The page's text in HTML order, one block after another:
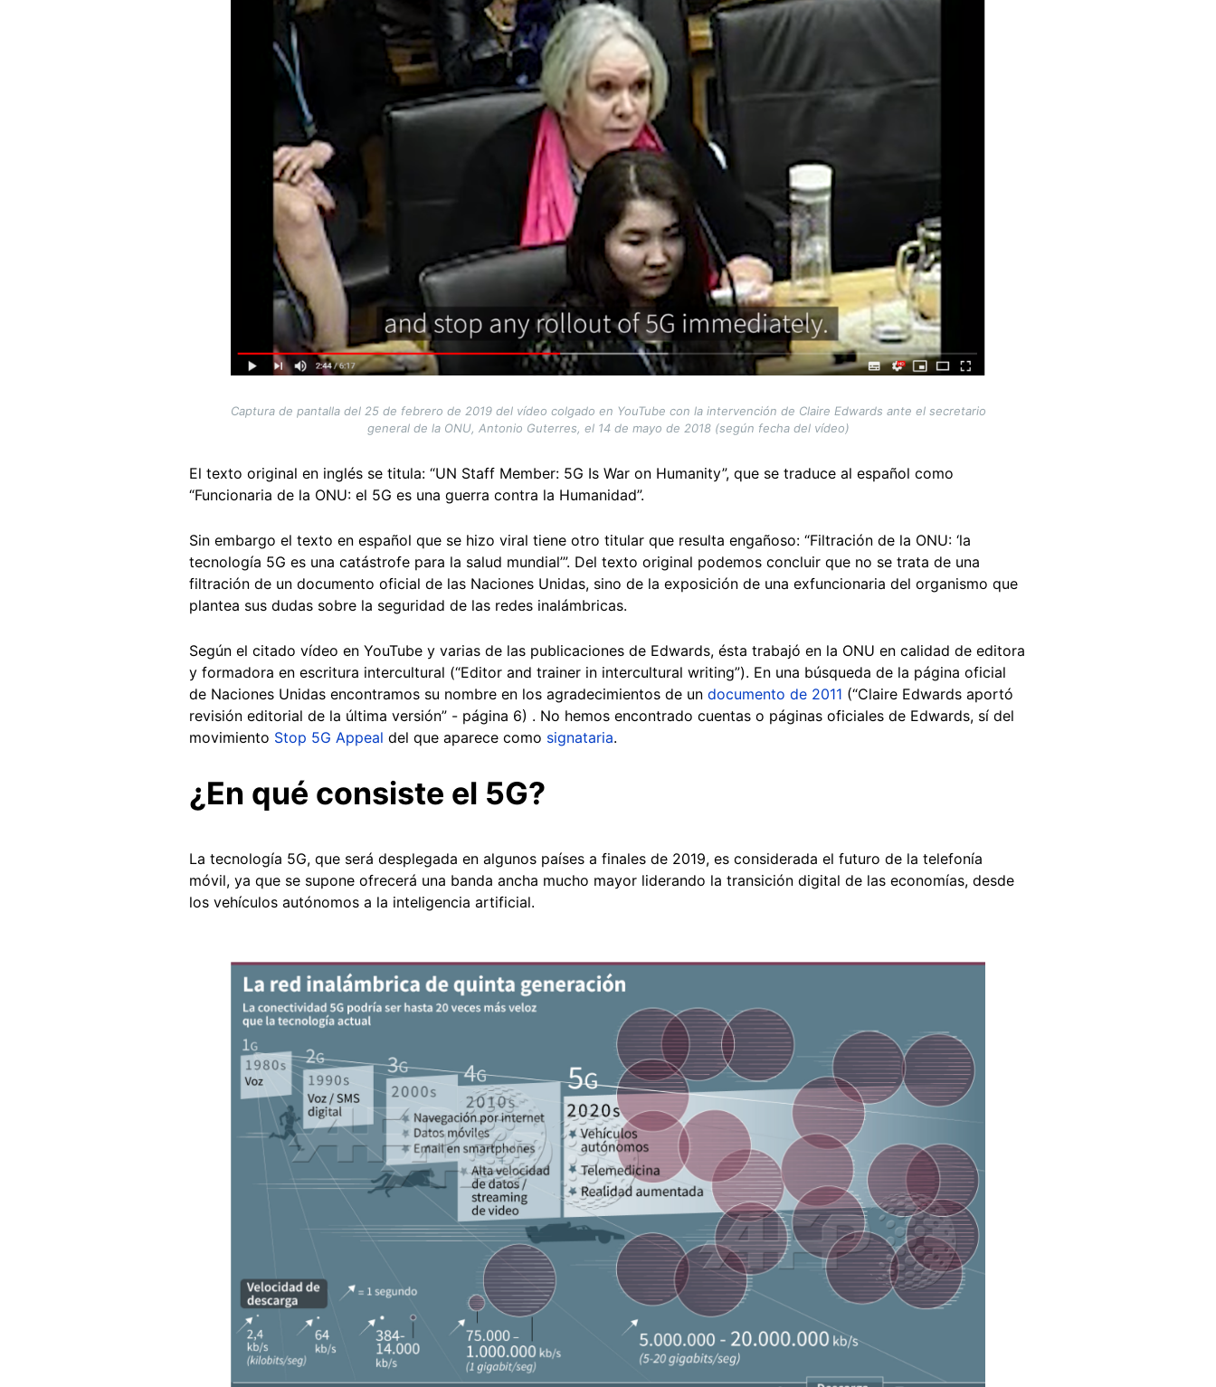
Captura de pantalla del 25 de febrero de 2019 del vídeo colgado en YouTube con la intervención de Claire Edwards ante el secretario
general de la ONU, Antonio Guterres, el 14 de mayo de 2018 (según fecha del vídeo)
El texto original en inglés se titula: “UN Staff Member: 5G Is War on Humanity”, que se traduce al español como
“Funcionaria de la ONU: el 5G es una guerra contra la Humanidad”.
Sin embargo el texto en español que se hizo viral tiene otro titular que resulta engañoso: “Filtración de la ONU: ‘la
tecnología 5G es una catástrofe para la salud mundial’”. Del texto original podemos concluir que no se trata de una
filtración de un documento oficial de las Naciones Unidas, sino de la exposición de una exfuncionaria del organismo que
plantea sus dudas sobre la seguridad de las redes inalámbricas.
Según el citado vídeo en YouTube y varias de las publicaciones de Edwards, ésta trabajó en la ONU en calidad de editora
y formadora en escritura intercultural (“Editor and trainer in intercultural writing”). En una búsqueda de la página oficial
de Naciones Unidas encontramos su nombre en los agradecimientos de un documento de 2011 (“Claire Edwards aportó
revisión editorial de la última versión” - página 6) . No hemos encontrado cuentas o páginas oficiales de Edwards, sí del
movimiento Stop 5G Appeal del que aparece como signataria.
¿En qué consiste el 5G?
La tecnología 5G, que será desplegada en algunos países a finales de 2019, es considerada el futuro de la telefonía
móvil, ya que se supone ofrecerá una banda ancha mucho mayor liderando la transición digital de las economías, desde
los vehículos autónomos a la inteligencia artificial.